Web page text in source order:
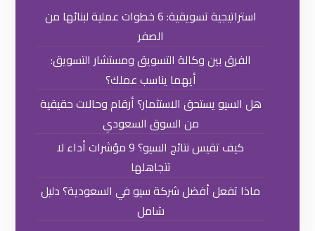
استراتيجية تسويقية: 6 خطوات عملية لبنائها من
الصفر
الفرق بين وكالة التسويق ومستشار التسويق:
أيهما يناسب عملك؟
هل السيو يستحق الاستثمار؟ أرقام وحالات حقيقية
من السوق السعودي
كيف تقيس نتائج السيو؟ 9 مؤشرات أداء لا
تتجاهلها
ماذا تفعل أفضل شركة سيو في السعودية؟ دليل
شامل